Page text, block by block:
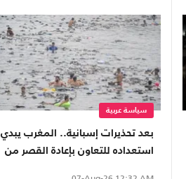
سياسة عربية
بعد تحذيرات إسبانية.. المغرب يبدي
استعداده للتعاون بإعادة القصر من